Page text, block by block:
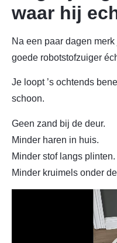
waar hij
Na een paar dagen
goede robotstofzuiger
Je loopt ’s ochtends
schoon.
Geen zand bij de deur.
Minder haren in huis.
Minder stof langs plinten.
Minder kruimels onder